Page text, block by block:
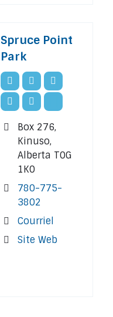
Spruce Point
Park
Box 276,
Kinuso,
Alberta T0G
1K0
780-775-
3802
Courriel
Site Web